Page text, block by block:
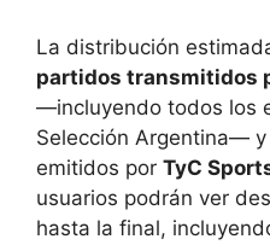
La distribución
partidos transmitidos
—incluyendo todos los
Selección Argentina—
emitidos por TyC
usuarios podrán ver
hasta la final,